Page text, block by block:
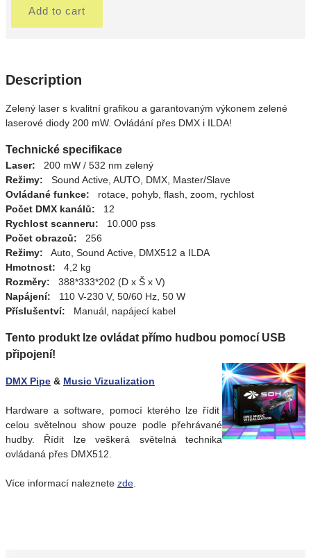
Add to cart
Description
Zelený laser s kvalitní grafikou a garantovaným výkonem zelené
laserové diody 200 mW. Ovládání přes DMX i ILDA!
Technické specifikace
Laser: 200 mW / 532 nm zelený
Režimy: Sound Active, AUTO, DMX, Master/Slave
Ovládané funkce: rotace, pohyb, flash, zoom, rychlost
Počet DMX kanálů: 12
Rychlost scanneru: 10.000 pss
Počet obrazců: 256
Režimy: Auto, Sound Active, DMX512 a ILDA
Hmotnost: 4,2 kg
Rozměry: 388*333*202 (D x Š x V)
Napájení: 110 V-230 V, 50/60 Hz, 50 W
Příslušentví: Manuál, napájecí kabel
Tento produkt lze ovládat přímo hudbou pomocí USB
připojení!
DMX Pipe & Music Vizualization
Hardware a software, pomocí kterého lze řídit
celou světelnou show pouze podle přehrávané
hudby. Řídit lze veškerá světelná technika
ovládaná přes DMX512.
Více informací naleznete zde